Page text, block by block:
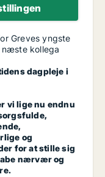
Greves yngste
næste kollega
dagpleje i
vi lige nu endnu
og
for at stille sig
nærvær og